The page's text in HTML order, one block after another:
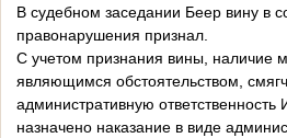
В судебном заседании Беер вину в
правонарушения признал.
С учетом признания вины, наличие
являющимся обстоятельством,
административную
назначено наказание в виде